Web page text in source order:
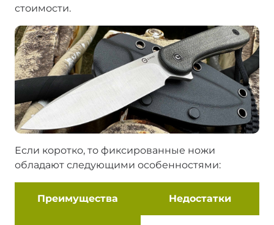
стоимости.
Если коротко, то фиксированные ножи
обладают следующими особенностями:
Преимущества Недостатки